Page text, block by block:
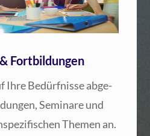
Fortbildungen
Ihre Bedürf­nis­se abge­
Semi­na­re und
The­men an.